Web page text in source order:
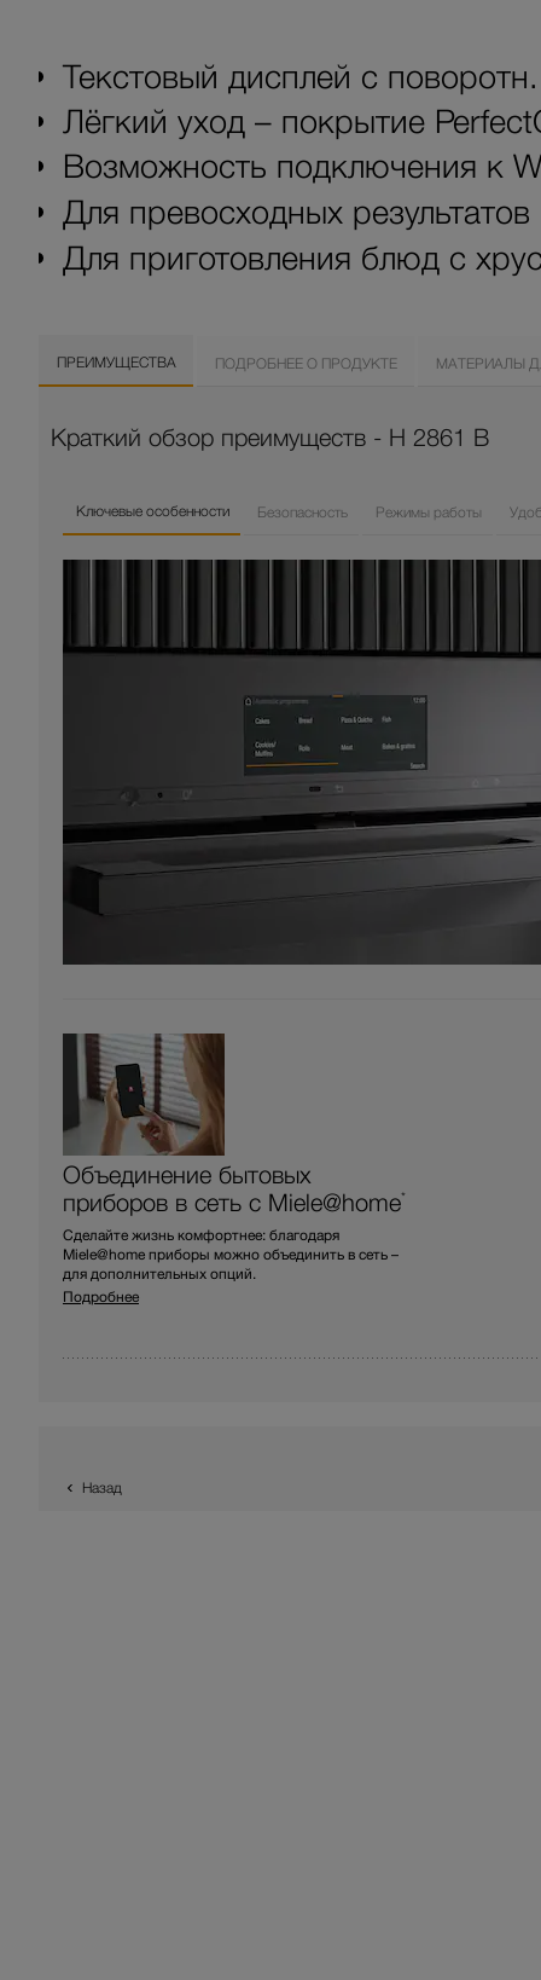
Текстовый дисплей с
Лёгкий уход – покрытие
Возможность подключения к
Для превосходных
Для приготовления блюд с
ПРЕИМУЩЕСТВА ПОДРОБНЕЕ О ПРОДУКТЕ МАТЕРИАЛЫ
Краткий обзор преимуществ - H 2861 B
Ключевые особенности Безопасность Режимы работы
Объединение бытовых
приборов в сеть с Miele@home*
Сделайте жизнь комфортнее: благодаря
Miele@home приборы можно объединить в сеть –
для дополнительных опций.
Подробнее
Назад